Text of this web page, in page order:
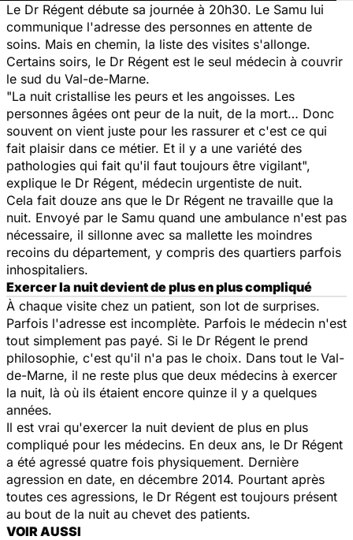
Le Dr Régent débute sa journée à 20h30. Le Samu lui
communique l'adresse des personnes en attente de
soins. Mais en chemin, la liste des visites s'allonge.
Certains soirs, le Dr Régent est le seul médecin à couvrir
le sud du Val-de-Marne.
"La nuit cristallise les peurs et les angoisses. Les
personnes âgées ont peur de la nuit, de la mort… Donc
souvent on vient juste pour les rassurer et c'est ce qui
fait plaisir dans ce métier. Et il y a une variété des
pathologies qui fait qu'il faut toujours être vigilant",
explique le Dr Régent, médecin urgentiste de nuit.
Cela fait douze ans que le Dr Régent ne travaille que la
nuit. Envoyé par le Samu quand une ambulance n'est pas
nécessaire, il sillonne avec sa mallette les moindres
recoins du département, y compris des quartiers parfois
inhospitaliers.
Exercer la nuit devient de plus en plus compliqué
À chaque visite chez un patient, son lot de surprises.
Parfois l'adresse est incomplète. Parfois le médecin n'est
tout simplement pas payé. Si le Dr Régent le prend
philosophie, c'est qu'il n'a pas le choix. Dans tout le Val-
de-Marne, il ne reste plus que deux médecins à exercer
la nuit, là où ils étaient encore quinze il y a quelques
années.
Il est vrai qu'exercer la nuit devient de plus en plus
compliqué pour les médecins. En deux ans, le Dr Régent
a été agressé quatre fois physiquement. Dernière
agression en date, en décembre 2014. Pourtant après
toutes ces agressions, le Dr Régent est toujours présent
au bout de la nuit au chevet des patients.
VOIR AUSSI